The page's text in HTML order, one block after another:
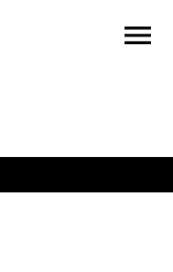
menu